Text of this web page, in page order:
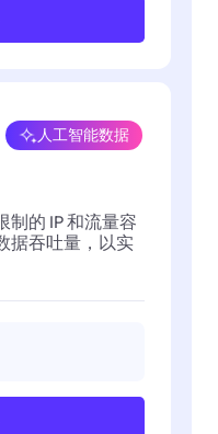
人工智能数据
制的 IP 和流量容
据吞吐量，以实